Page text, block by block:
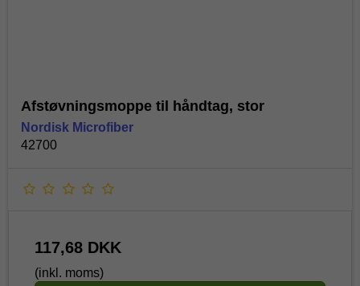
Afstøvningsmoppe til håndtag, stor
Nordisk Microfiber
42700
117,68 DKK
(inkl. moms)